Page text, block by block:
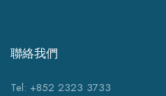
聯絡我們
Tel: +852 2323 3733